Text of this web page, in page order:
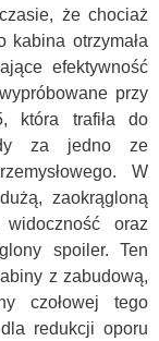
że chociaż
kabina otrzymała
efektywność
przy
która trafiła do
za jedno ze
W
zaokrągloną
oraz
spoiler. Ten
z zabudową,
czołowej tego
redukcji oporu